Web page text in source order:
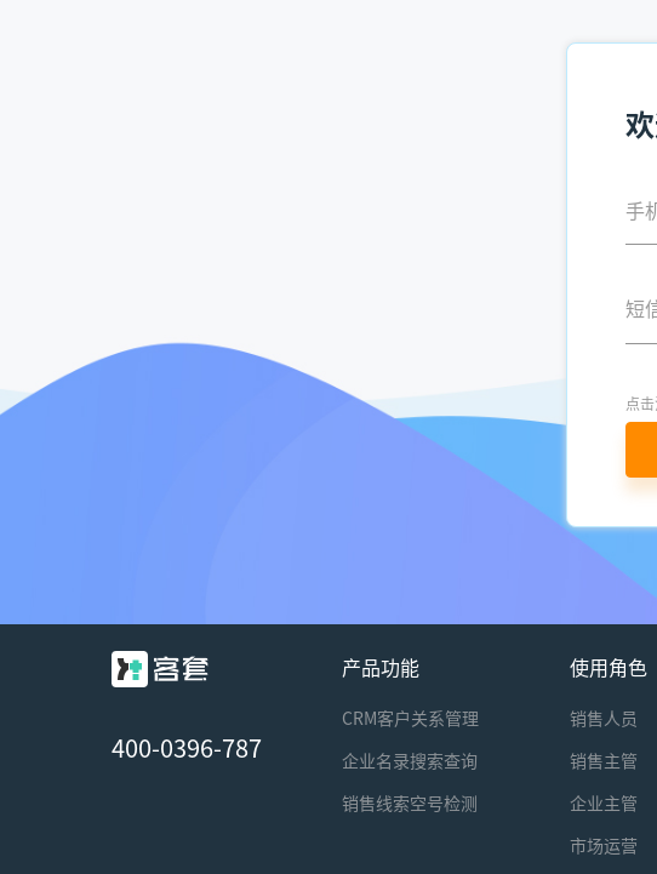
手
短
点
400-0396-787
产品功能
CRM客户关系管理
企业名录搜索查询
销售线索空号检测
使用角色
销售人员
销售主管
企业主管
市场运营